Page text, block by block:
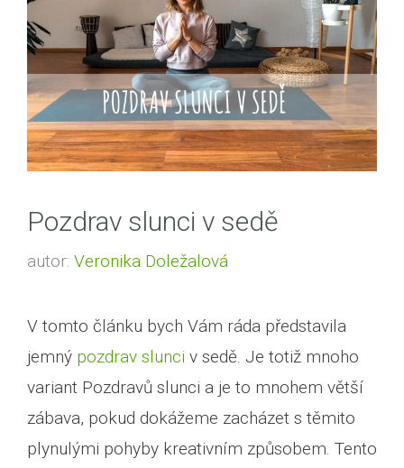
Pozdrav slunci v sedě
autor: Veronika Doležalová
V tomto článku bych Vám ráda představila
jemný pozdrav slunci v sedě. Je totiž mnoho
variant Pozdravů slunci a je to mnohem větší
zábava, pokud dokážeme zacházet s těmito
plynulými pohyby kreativním způsobem. Tento